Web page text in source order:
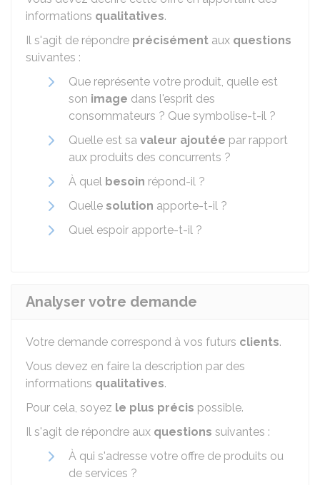
informations qualitatives.
Il s'agit de répondre précisément aux questions
suivantes :
Que représente votre produit, quelle est
son image dans l'esprit des
consommateurs ? Que symbolise-t-il ?
Quelle est sa valeur ajoutée par rapport
aux produits des concurrents ?
À quel besoin répond-il ?
Quelle solution apporte-t-il ?
Quel espoir apporte-t-il ?
Analyser votre demande
Votre demande correspond à vos futurs clients.
Vous devez en faire la description par des
informations qualitatives.
Pour cela, soyez le plus précis possible.
Il s'agit de répondre aux questions suivantes :
À qui s'adresse votre offre de produits ou
de services ?